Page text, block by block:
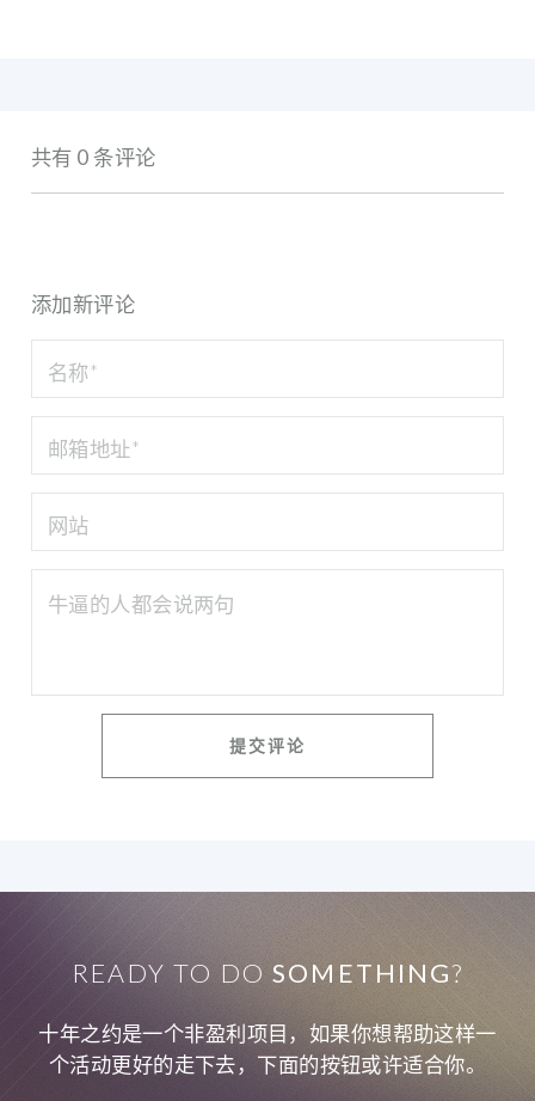
共有 0 条评论
添加新评论
READY TO DOSOMETHING?
十年之约是一个非盈利项目，如果你想帮助这样一
个活动更好的走下去，下面的按钮或许适合你。